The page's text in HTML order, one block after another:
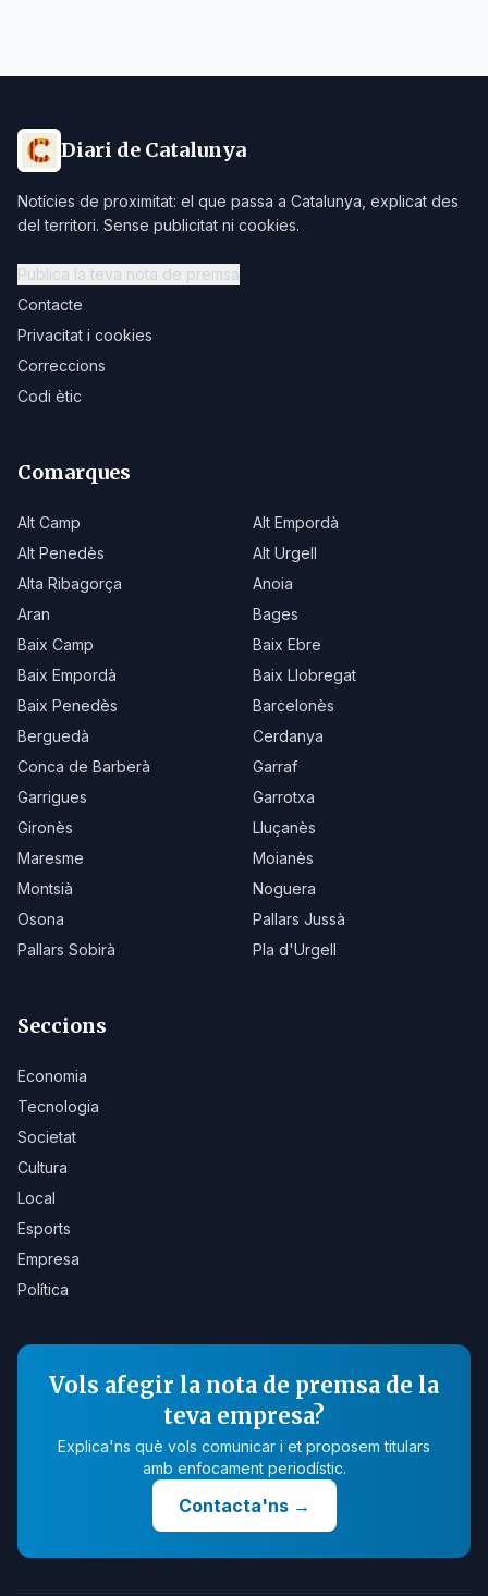
Diari de Catalunya
Notícies de proximitat: el que passa a Catalunya, explicat des
del territori. Sense publicitat ni cookies.
Publica la teva nota de premsa
Contacte
Privacitat i cookies
Correccions
Codi ètic
Comarques
Alt Camp
Alt Empordà
Alt Penedès
Alt Urgell
Alta Ribagorça
Anoia
Aran
Bages
Baix Camp
Baix Ebre
Baix Empordà
Baix Llobregat
Baix Penedès
Barcelonès
Berguedà
Cerdanya
Conca de Barberà
Garraf
Garrigues
Garrotxa
Gironès
Lluçanès
Maresme
Moianès
Montsià
Noguera
Osona
Pallars Jussà
Pallars Sobirà
Pla d'Urgell
Seccions
Economia
Tecnologia
Societat
Cultura
Local
Esports
Empresa
Política
Vols afegir la nota de premsa de la
teva empresa?
Explica'ns què vols comunicar i et proposem titulars
amb enfocament periodístic.
Contacta'ns→